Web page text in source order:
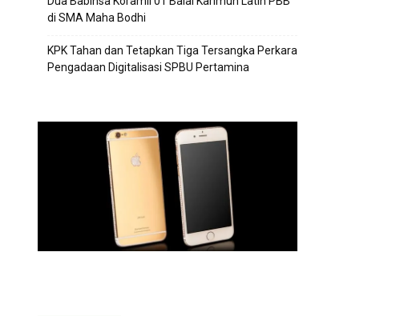
di SMA Maha Bodhi
KPK Tahan dan Tetapkan Tiga Tersangka Perkara
Pengadaan Digitalisasi SPBU Pertamina